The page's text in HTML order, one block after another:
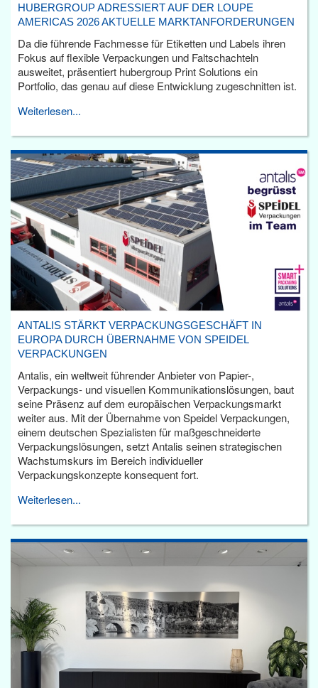
HUBERGROUP ADRESSIERT AUF DER LOUPE
AMERICAS 2026 AKTUELLE MARKTANFORDERUNGEN
Da die führende Fachmesse für Etiketten und Labels ihren
Fokus auf flexible Verpackungen und Faltschachteln
ausweitet, präsentiert hubergroup Print Solutions ein
Portfolio, das genau auf diese Entwicklung zugeschnitten ist.
Weiterlesen...
ANTALIS STÄRKT VERPACKUNGSGESCHÄFT IN
EUROPA DURCH ÜBERNAHME VON SPEIDEL
VERPACKUNGEN
Antalis, ein weltweit führender Anbieter von Papier-,
Verpackungs- und visuellen Kommunikationslösungen, baut
seine Präsenz auf dem europäischen Verpackungsmarkt
weiter aus. Mit der Übernahme von Speidel Verpackungen,
einem deutschen Spezialisten für maßgeschneiderte
Verpackungslösungen, setzt Antalis seinen strategischen
Wachstumskurs im Bereich individueller
Verpackungskonzepte konsequent fort.
Weiterlesen...